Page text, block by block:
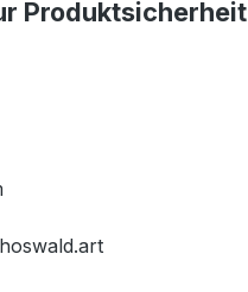
Produktsicherheit